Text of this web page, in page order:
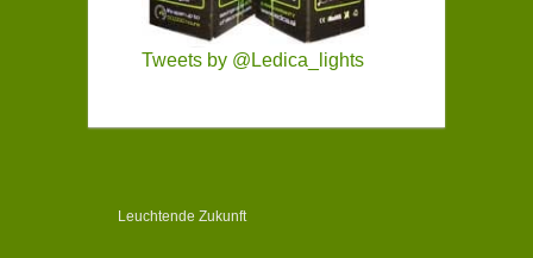
Tweets by @Ledica_lights
Leuchtende Zukunft